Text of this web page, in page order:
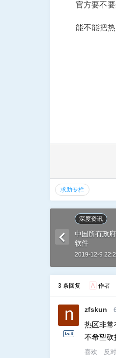
官方要不
能不能把
求助专栏
深度资讯
中国所有政
软件
2019-12-9
3 条回复 A 作者
zfskun
热区非常
不希望砍
喜欢 反对